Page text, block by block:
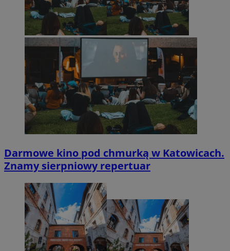
Darmowe kino pod chmurką w Katowicach.
Znamy sierpniowy repertuar